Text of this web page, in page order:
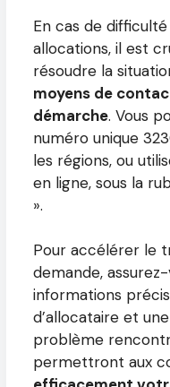
En cas de
allocations, il est
résoudre la
moyens de
démarche. Vous
numéro unique
les régions, ou
en ligne, sous la
».
Pour accélérer le
demande,
informations
d’allocataire et
problème
permettront aux